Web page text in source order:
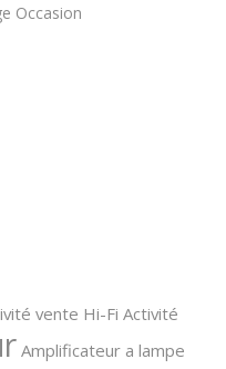
Occasion
vente Hi-Fi Activité
Amplificateur a lampe